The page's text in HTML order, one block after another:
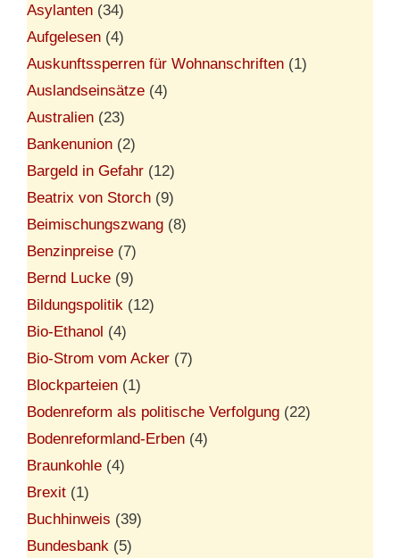
Asylanten (34)
Aufgelesen (4)
Auskunftssperren für Wohnanschriften (1)
Auslandseinsätze (4)
Australien (23)
Bankenunion (2)
Bargeld in Gefahr (12)
Beatrix von Storch (9)
Beimischungszwang (8)
Benzinpreise (7)
Bernd Lucke (9)
Bildungspolitik (12)
Bio-Ethanol (4)
Bio-Strom vom Acker (7)
Blockparteien (1)
Bodenreform als politische Verfolgung (22)
Bodenreformland-Erben (4)
Braunkohle (4)
Brexit (1)
Buchhinweis (39)
Bundesbank (5)